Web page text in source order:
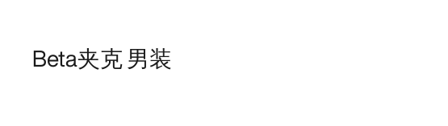
Beta夹克 男装